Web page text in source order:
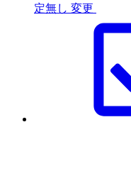
定無し 変更